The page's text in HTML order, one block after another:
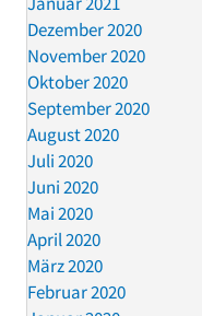
Dezember 2020
November 2020
Oktober 2020
September 2020
August 2020
Juli 2020
Juni 2020
Mai 2020
April 2020
März 2020
Februar 2020